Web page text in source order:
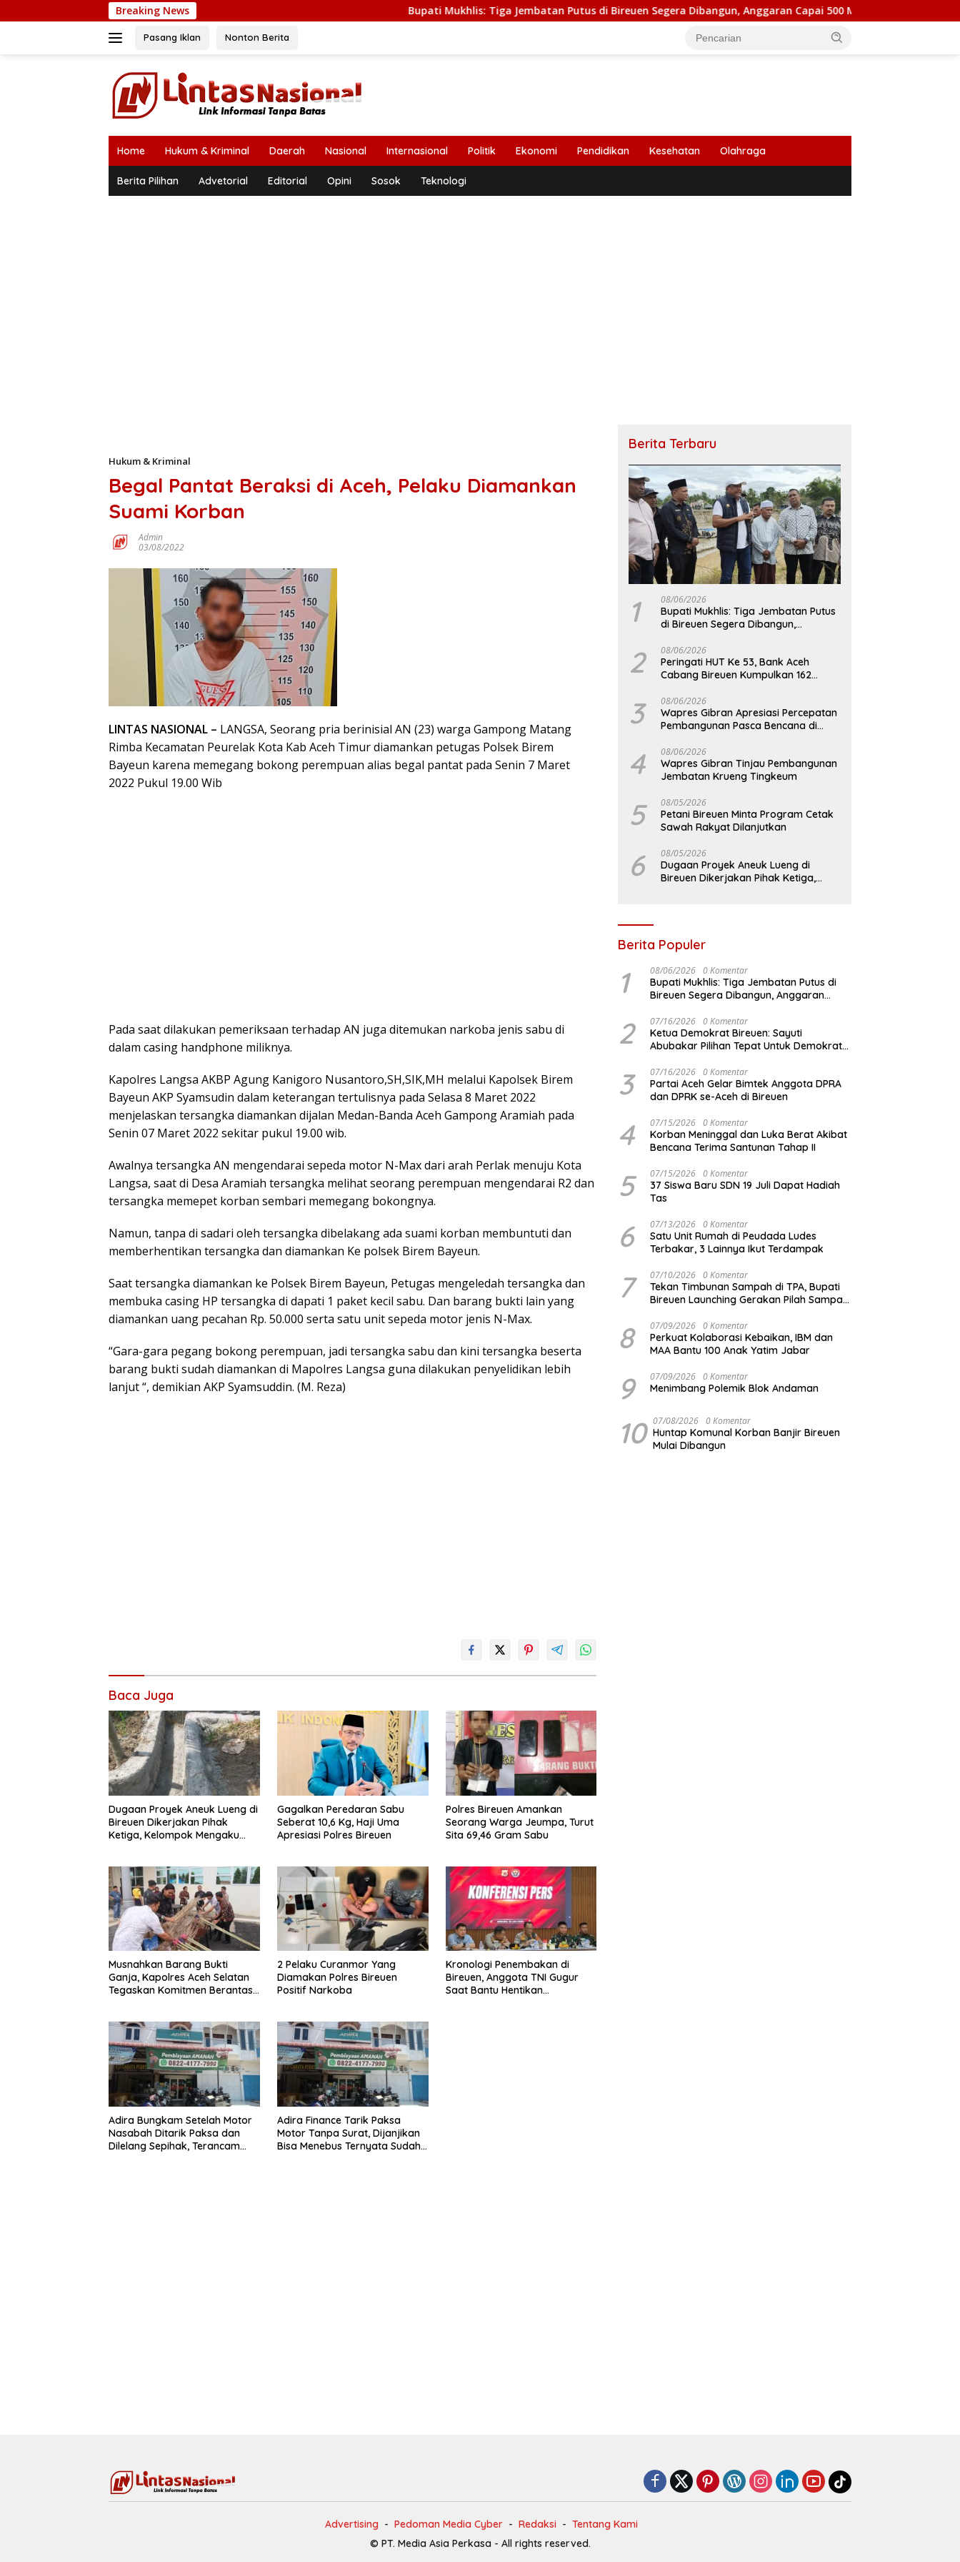
ke
Breaking News Bupati Mukhlis: Tiga Jembatan Putus di Bireuen Segera Dibangun, Anggaran Capai 500 M Peringati HUT Ke 53,
Pasang Iklan Nonton Berita
Home Hukum & Kriminal Daerah Nasional Internasional Politik Ekonomi Pendidikan Kesehatan Olahraga
Berita Pilihan Advetorial Editorial Opini Sosok Teknologi
Hukum & Kriminal
Begal Pantat Beraksi di Aceh, Pelaku Diamankan
Suami Korban
Admin
03/08/2022
LINTAS NASIONAL – LANGSA, Seorang pria berinisial AN (23) warga Gampong Matang
Rimba Kecamatan Peurelak Kota Kab Aceh Timur diamankan petugas Polsek Birem
Bayeun karena memegang bokong perempuan alias begal pantat pada Senin 7 Maret
2022 Pukul 19.00 Wib
Pada saat dilakukan pemeriksaan terhadap AN juga ditemukan narkoba jenis sabu di
dalam casing handphone miliknya.
Kapolres Langsa AKBP Agung Kanigoro Nusantoro,SH,SIK,MH melalui Kapolsek Birem
Bayeun AKP Syamsudin dalam keterangan tertulisnya pada Selasa 8 Maret 2022
menjelaskan tersangka diamankan dijalan Medan-Banda Aceh Gampong Aramiah pada
Senin 07 Maret 2022 sekitar pukul 19.00 wib.
Awalnya tersangka AN mengendarai sepeda motor N-Max dari arah Perlak menuju Kota
Langsa, saat di Desa Aramiah tersangka melihat seorang perempuan mengendarai R2 dan
tersangka memepet korban sembari memegang bokongnya.
Namun, tanpa di sadari oleh tersangka dibelakang ada suami korban membuntuti dan
memberhentikan tersangka dan diamankan Ke polsek Birem Bayeun.
Saat tersangka diamankan ke Polsek Birem Bayeun, Petugas mengeledah tersangka dan
membuka casing HP tersangka di dapati 1 paket kecil sabu. Dan barang bukti lain yang
diamankan uang pecahan Rp. 50.000 serta satu unit sepeda motor jenis N-Max.
“Gara-gara pegang bokong perempuan, jadi tersangka sabu dan kini tersangka beserta
barang bukti sudah diamankan di Mapolres Langsa guna dilakukan penyelidikan lebih
lanjut “, demikian AKP Syamsuddin. (M. Reza)
Baca Juga
Dugaan Proyek Aneuk Lueng di
Bireuen Dikerjakan Pihak
Ketiga, Kelompok Mengaku
Gagalkan Peredaran Sabu
Seberat 10,6 Kg, Haji Uma
Apresiasi Polres Bireuen
Polres Bireuen Amankan
Seorang Warga Jeumpa, Turut
Sita 69,46 Gram Sabu
Musnahkan Barang Bukti
Ganja, Kapolres Aceh Selatan
Tegaskan Komitmen Berantas
2 Pelaku Curanmor Yang
Diamakan Polres Bireuen
Positif Narkoba
Kronologi Penembakan di
Bireuen, Anggota TNI Gugur
Saat Bantu Hentikan
Adira Bungkam Setelah Motor
Nasabah Ditarik Paksa dan
Dilelang Sepihak, Terancam
Adira Finance Tarik Paksa
Motor Tanpa Surat, Dijanjikan
Bisa Menebus Ternyata Sudah
Berita Terbaru
1 08/06/2026
Bupati Mukhlis: Tiga Jembatan Putus
di Bireuen Segera Dibangun,
2 08/06/2026
Peringati HUT Ke 53, Bank Aceh
Cabang Bireuen Kumpulkan 162
3 08/06/2026
Wapres Gibran Apresiasi Percepatan
Pembangunan Pasca Bencana di
4 08/06/2026
Wapres Gibran Tinjau Pembangunan
Jembatan Krueng Tingkeum
5 08/05/2026
Petani Bireuen Minta Program Cetak
Sawah Rakyat Dilanjutkan
6 08/05/2026
Dugaan Proyek Aneuk Lueng di
Bireuen Dikerjakan Pihak Ketiga,
Berita Populer
1 08/06/2026 0 Komentar
Bupati Mukhlis: Tiga Jembatan Putus di
Bireuen Segera Dibangun, Anggaran
2 07/16/2026 0 Komentar
Ketua Demokrat Bireuen: Sayuti
Abubakar Pilihan Tepat Untuk Demokrat
3 07/16/2026 0 Komentar
Partai Aceh Gelar Bimtek Anggota DPRA
dan DPRK se-Aceh di Bireuen
4 07/15/2026 0 Komentar
Korban Meninggal dan Luka Berat Akibat
Bencana Terima Santunan Tahap II
5 07/15/2026 0 Komentar
37 Siswa Baru SDN 19 Juli Dapat Hadiah
Tas
6 07/13/2026 0 Komentar
Satu Unit Rumah di Peudada Ludes
Terbakar, 3 Lainnya Ikut Terdampak
7 07/10/2026 0 Komentar
Tekan Timbunan Sampah di TPA, Bupati
Bireuen Launching Gerakan Pilah Sampah
8 07/09/2026 0 Komentar
Perkuat Kolaborasi Kebaikan, IBM dan
MAA Bantu 100 Anak Yatim Jabar
9 07/09/2026 0 Komentar
Menimbang Polemik Blok Andaman
10 07/08/2026 0 Komentar
Huntap Komunal Korban Banjir Bireuen
Mulai Dibangun
Advertising Pedoman Media Cyber Redaksi
Tentang Kami
© PT. Media Asia Perkasa - All rights reserved.